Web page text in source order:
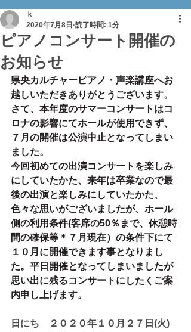
ピアノコンサート開催の
お知らせ
ｋ
2020年7月8日 読了時間: 1分
県央カルチャーピアノ・声楽講座へお
越しいただきありがとうございます。
さて、本年度のサマーコンサートはコ
ロナの影響にてホールが使用できず、
７月の開催は公演中止となってしまい
ました。
今回初めての出演コンサートを楽しみ
にしていたかた、来年は卒業なので最
後の出演と楽しみにしていたかた、
色々な思いがございましたが、ホール
側の利用条件(客席の50％まで、休憩時
間の確保等＊７月現在）の条件下にて
１０月に開催できます事となりまし
た。平日開催となってしまいましたが
思い出に残るコンサートにしたくご案
内申し上げます。
日にち　２０２０年１０月２７日(火)